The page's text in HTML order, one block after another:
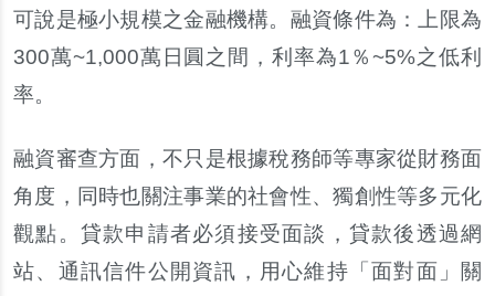
可說是極小規模之金融機構。 融資條件為 ：
上限為
300萬~1,000萬日圓之間 ， 利率為1％ ~5%之低利
率。
融資審查方面 ，不只是根據稅務師等專家從財務面
角度 ， 同時也關注事業的社會性、獨創性等多元化
觀點。 貸款申請者必須接受面談 ， 貸款後透過網
站、 通訊信件公開資訊 ， 用心維持 「 面對面 」 關